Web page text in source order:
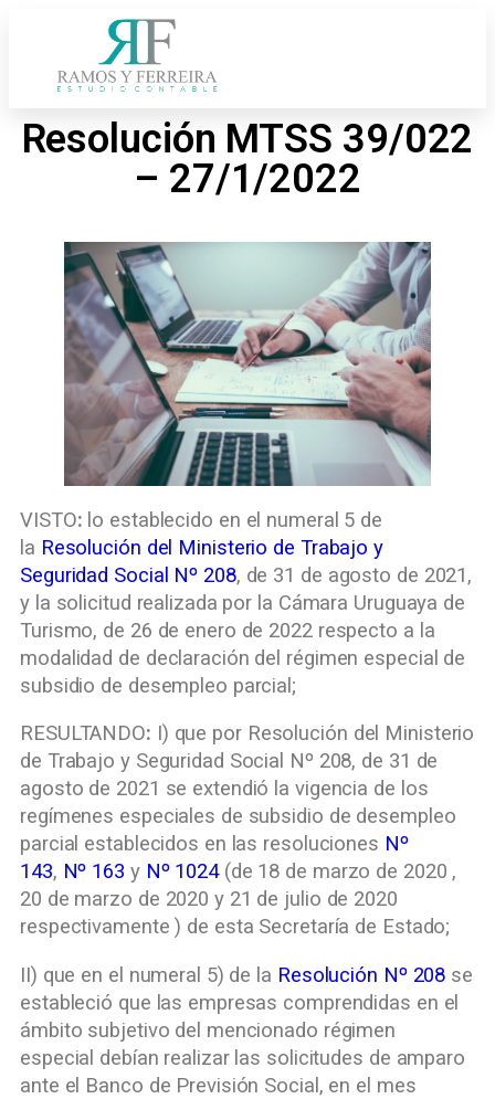
Resolución MTSS 39/022
– 27/1/2022
VISTO: lo establecido en el numeral 5 de
la Resolución del Ministerio de Trabajo y
Seguridad Social Nº 208, de 31 de agosto de 2021,
y la solicitud realizada por la Cámara Uruguaya de
Turismo, de 26 de enero de 2022 respecto a la
modalidad de declaración del régimen especial de
subsidio de desempleo parcial;
RESULTANDO: I) que por Resolución del Ministerio
de Trabajo y Seguridad Social Nº 208, de 31 de
agosto de 2021 se extendió la vigencia de los
regímenes especiales de subsidio de desempleo
parcial establecidos en las resoluciones Nº
143, Nº 163 yNº 1024(de 18 de marzo de 2020 ,
20 de marzo de 2020 y 21 de julio de 2020
respectivamente ) de esta Secretaría de Estado;
II) que en el numeral 5) de la Resolución Nº 208 se
estableció que las empresas comprendidas en el
ámbito subjetivo del mencionado régimen
especial debían realizar las solicitudes de amparo
ante el Banco de Previsión Social, en el mes